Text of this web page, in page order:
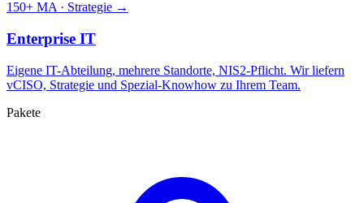
150+ MA · Strategie →
Enterprise IT
Eigene IT-Abteilung, mehrere Standorte, NIS2-Pflicht. Wir liefern
vCISO, Strategie und Spezial-Knowhow zu Ihrem Team.
Pakete